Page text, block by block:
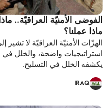
الفوضى الأمنيّة العراقيّة..
ماذا عملنا؟
الهزّات الأمنيّة العراقيّة لا تشير
استراتيجيات واضحة، والخلل في
يكشفه الخلل في التسليح.
IRAQ